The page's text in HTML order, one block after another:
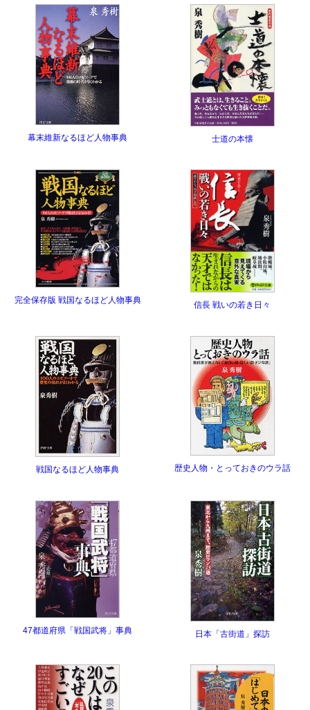
幕末維新なるほど人物事典 士道の本懐
完全保存版 戦国なるほど人物事典 信長 戦いの若き日々
戦国なるほど人物事典 歴史人物・とっておきのウラ話
47都道府県「戦国武将」事典 日本「古街道」探訪